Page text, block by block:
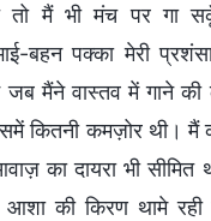
तो मैं भी मंच पर गा
भाई-बहन पक्का मेरी
जब मैंने वास्तव में गाने
कितनी कमज़ोर थी। मैं
का दायरा भी सीमित
की किरण थामे